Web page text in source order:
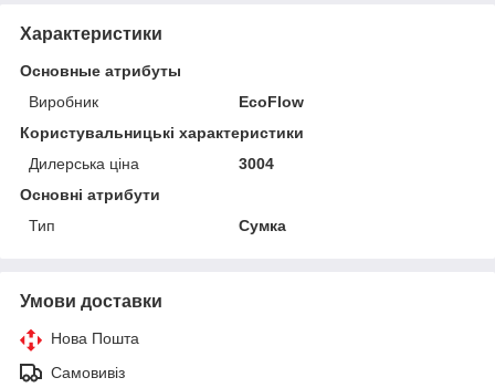
Характеристики
Основные атрибуты
Виробник
EcoFlow
Користувальницькі характеристики
Дилерська ціна
3004
Основні атрибути
Тип
Сумка
Умови доставки
Нова Пошта
Самовивіз